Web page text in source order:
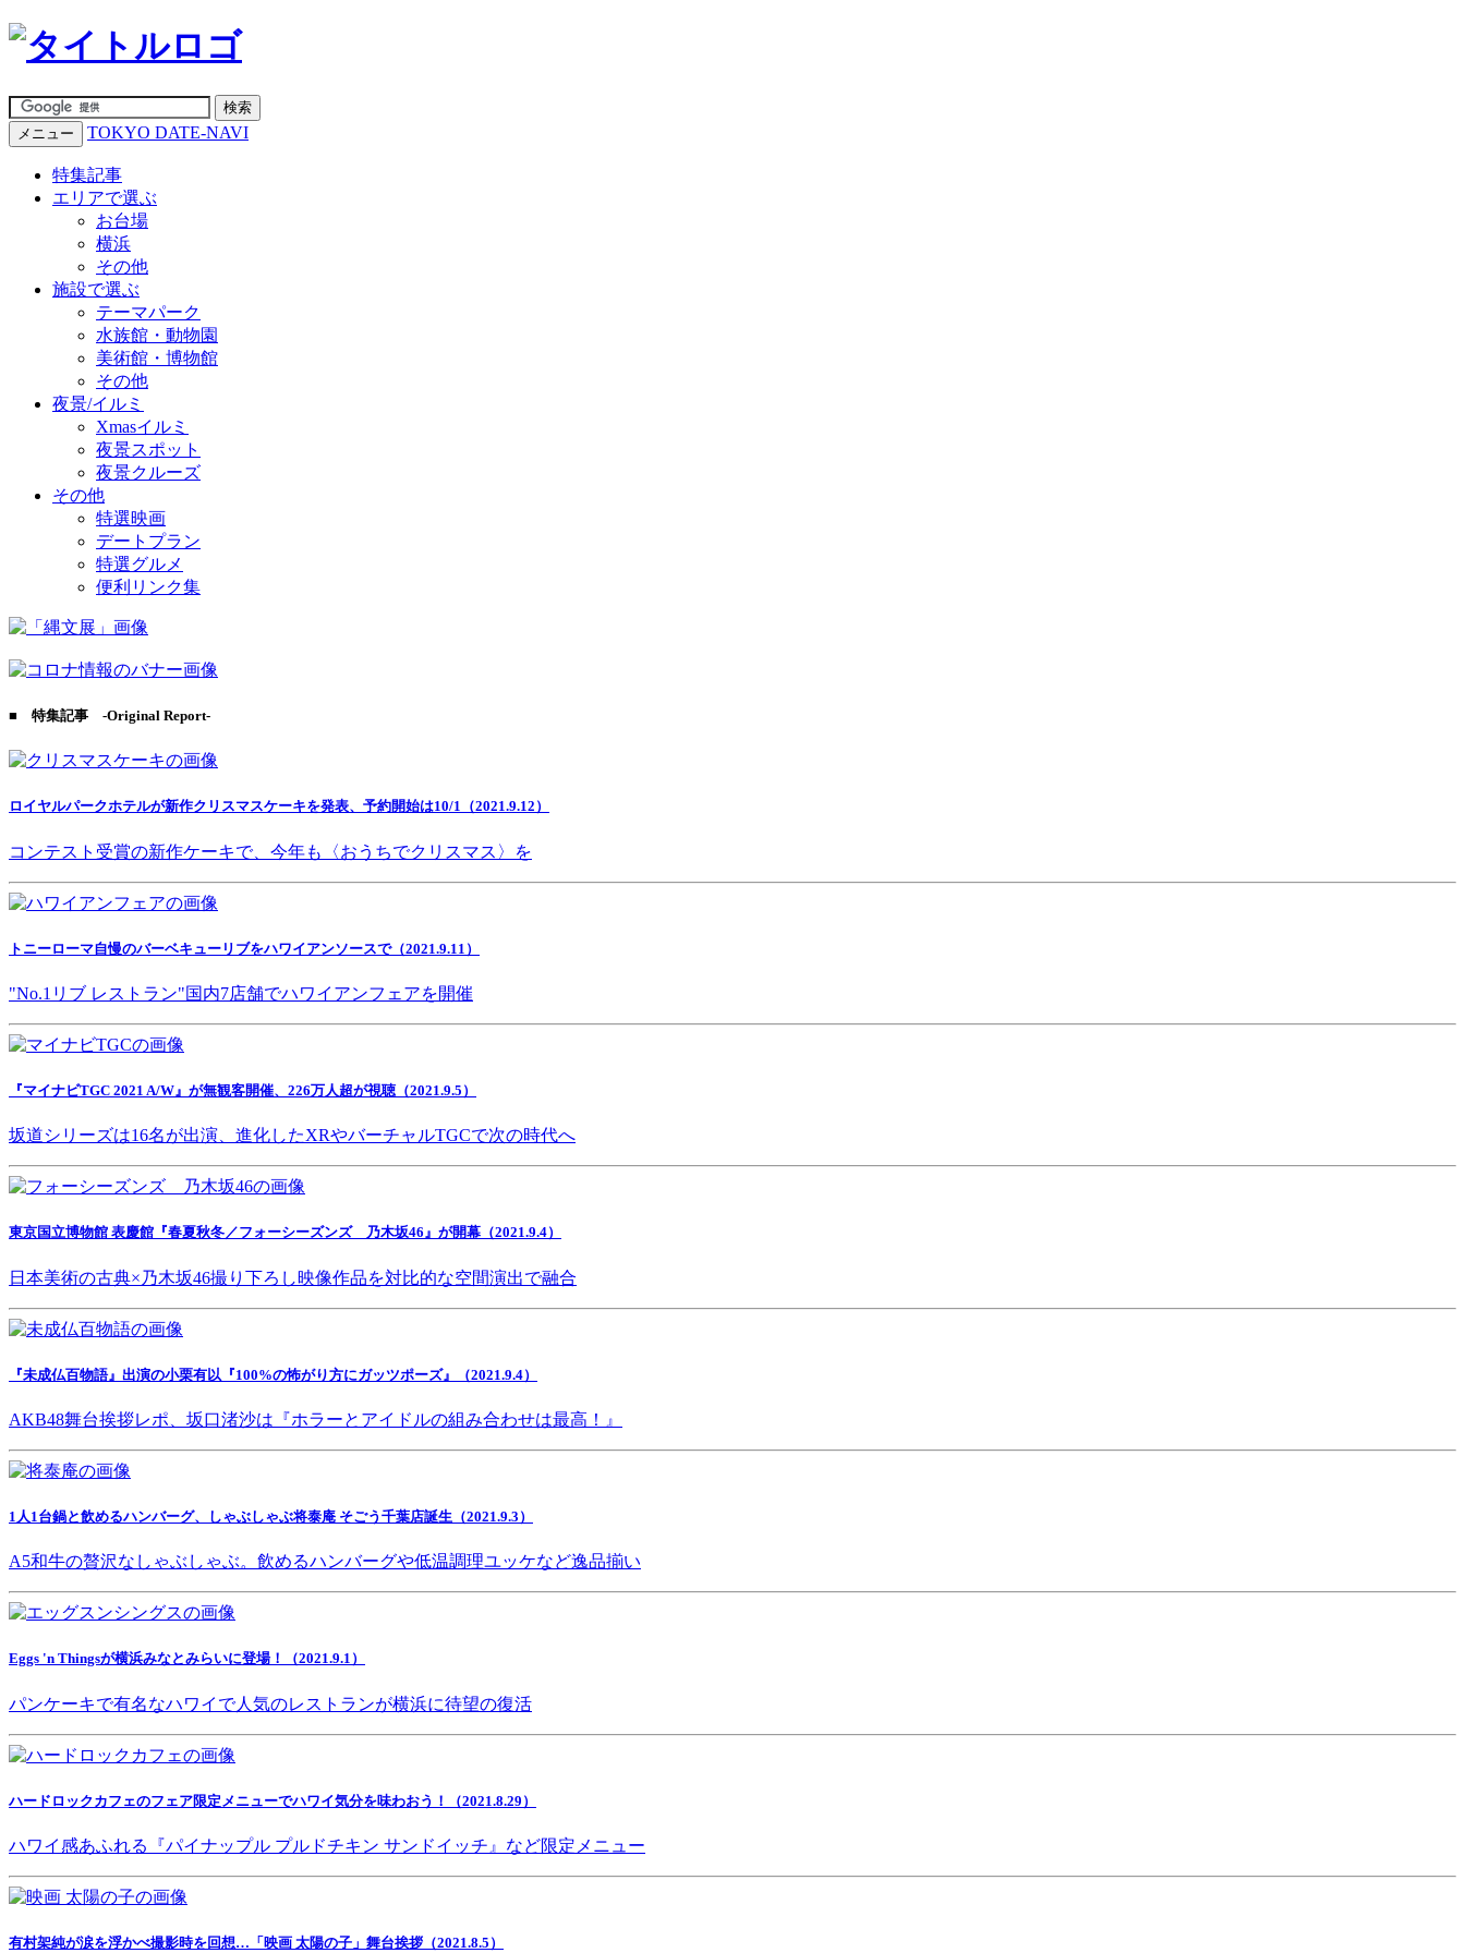
メニュー TOKYO DATE-NAVI
特集記事
エリアで選ぶ
お台場
横浜
その他
施設で選ぶ
テーマパーク
水族館・動物園
美術館・博物館
その他
夜景/イルミ
Xmasイルミ
夜景スポット
夜景クルーズ
その他
特選映画
デートプラン
特選グルメ
便利リンク集
■ 特集記事 -Original Report-
ロイヤルパークホテルが新作クリスマスケーキを発表、予約開始は10/1（2021.9.12）
コンテスト受賞の新作ケーキで、今年も〈おうちでクリスマス〉を
トニーローマ自慢のバーベキューリブをハワイアンソースで（2021.9.11）
"No.1リブ レストラン"国内7店舗でハワイアンフェアを開催
『マイナビTGC 2021 A/W』が無観客開催、226万人超が視聴（2021.9.5）
坂道シリーズは16名が出演、進化したXRやバーチャルTGCで次の時代へ
東京国立博物館 表慶館『春夏秋冬／フォーシーズンズ 乃木坂46』が開幕（2021.9.4）
日本美術の古典×乃木坂46撮り下ろし映像作品を対比的な空間演出で融合
『未成仏百物語』出演の小栗有以『100%の怖がり方にガッツポーズ』（2021.9.4）
AKB48舞台挨拶レポ、坂口渚沙は『ホラーとアイドルの組み合わせは最高！』
1人1台鍋と飲めるハンバーグ、しゃぶしゃぶ将泰庵 そごう千葉店誕生（2021.9.3）
A5和牛の贅沢なしゃぶしゃぶ。飲めるハンバーグや低温調理ユッケなど逸品揃い
Eggs 'n Thingsが横浜みなとみらいに登場！（2021.9.1）
パンケーキで有名なハワイで人気のレストランが横浜に待望の復活
ハードロックカフェのフェア限定メニューでハワイ気分を味わおう！（2021.8.29）
ハワイ感あふれる『パイナップル プルドチキン サンドイッチ』など限定メニュー
有村架純が涙を浮かべ撮影時を回想…「映画 太陽の子」舞台挨拶（2021.8.5）